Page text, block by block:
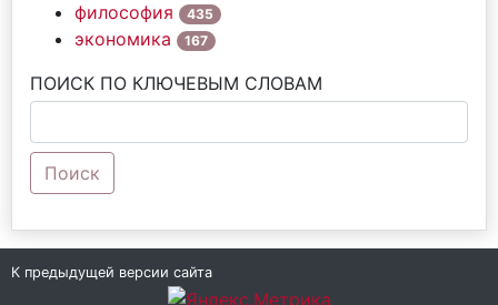
философия 435
экономика 167
ПОИСК ПО КЛЮЧЕВЫМ СЛОВАМ
Поиск
К предыдущей версии сайта